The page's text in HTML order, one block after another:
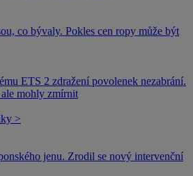
co bývaly. Pokles cen ropy může být
ETS 2 zdražení povolenek nezabrání.
mohly zmírnit
>
jenu. Zrodil se nový intervenční